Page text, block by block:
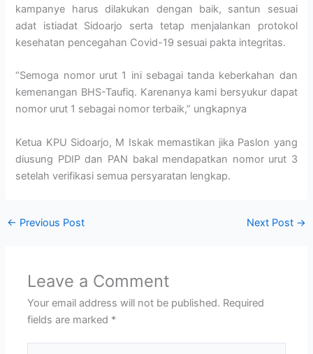
kampanye harus dilakukan dengan baik, santun sesuai
adat istiadat Sidoarjo serta tetap menjalankan protokol
kesehatan pencegahan Covid-19 sesuai pakta integritas.
“Semoga nomor urut 1 ini sebagai tanda keberkahan dan
kemenangan BHS-Taufiq. Karenanya kami bersyukur dapat
nomor urut 1 sebagai nomor terbaik,” ungkapnya
Ketua KPU Sidoarjo, M Iskak memastikan jika Paslon yang
diusung PDIP dan PAN bakal mendapatkan nomor urut 3
setelah verifikasi semua persyaratan lengkap.
← Previous Post Next Post →
Leave a Comment
Your email address will not be published. Required
fields are marked *